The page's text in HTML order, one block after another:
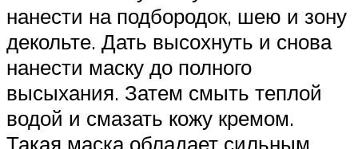
нанести на подбородок, шею и зону
декольте. Дать высохнуть и снова
нанести маску до полного
высыхания. Затем смыть теплой
водой и смазать кожу кремом.
Такая маска обладает сильным